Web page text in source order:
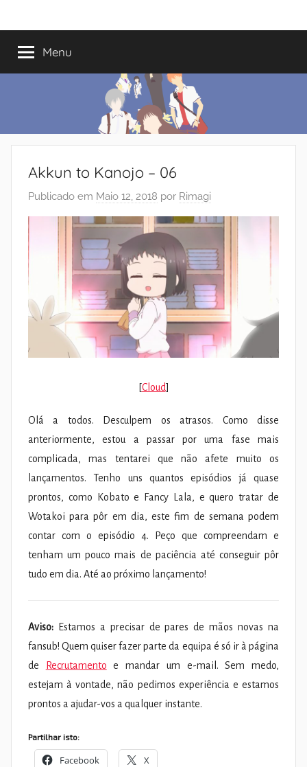
paraMundo
do
anos
a
romances
Menu
Akkun to Kanojo – 06
Publicado em Maio 12, 2018 por Rimagi
[Cloud]
Olá a todos. Desculpem os atrasos. Como disse
anteriormente, estou a passar por uma fase mais
complicada, mas tentarei que não afete muito os
lançamentos. Tenho uns quantos episódios já quase
prontos, como Kobato e Fancy Lala, e quero tratar de
Wotakoi para pôr em dia, este fim de semana podem
contar com o episódio 4. Peço que compreendam e
tenham um pouco mais de paciência até conseguir pôr
tudo em dia. Até ao próximo lançamento!
Aviso: Estamos a precisar de pares de mãos novas na
fansub! Quem quiser fazer parte da equipa é só ir à página
de
Recrutamento e mandar um e-mail. Sem medo,
estejam à vontade, não pedimos experiência e estamos
prontos a ajudar-vos a qualquer instante.
Partilhar isto:
Facebook X